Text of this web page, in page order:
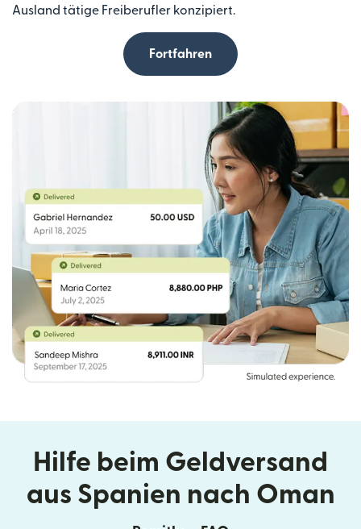
Ausland tätige Freiberufler konzipiert.
Fortfahren
Hilfe beim Geldversand
aus Spanien nach Oman